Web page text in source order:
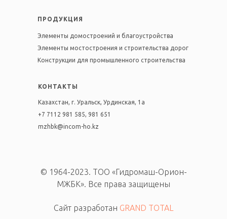
ПРОДУКЦИЯ
Элементы домостроений и благоустройства
Элементы мостостроения и строительства дорог
Конструкции для промышленного строительства
КОНТАКТЫ
Казахстан, г. Уральск, Урдинская, 1а
+7 7112 981 585, 981 651
mzhbk@incom-ho.kz
© 1964-2023. ТОО «Гидромаш-Орион-
МЖБК». Все права защищены
Сайт разработан GRAND TOTAL